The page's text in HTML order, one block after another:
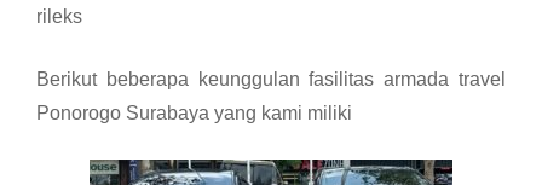
rileks
Berikut beberapa keunggulan fasilitas armada travel
Ponorogo Surabaya yang kami miliki